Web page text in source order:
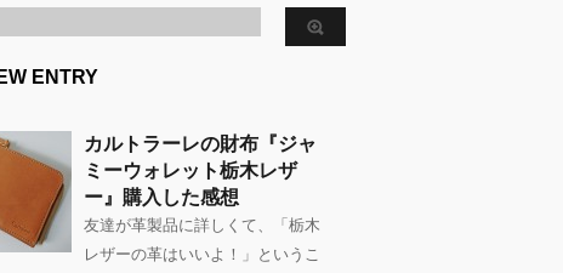
ENTRY
カルトラーレの財布『ジャ
ミーウォレット栃木レザ
ー』購入した感想
友達が革製品に詳しくて、「栃木
レザーの革はいいよ！」というこ